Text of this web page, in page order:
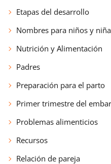
Etapas del desarrollo
Nombres para niños y
Nutrición y Alimentación
Padres
Preparación para el parto
Primer trimestre del
Problemas alimenticios
Recursos
Relación de pareja